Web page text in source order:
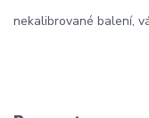
nekalibrované balení,